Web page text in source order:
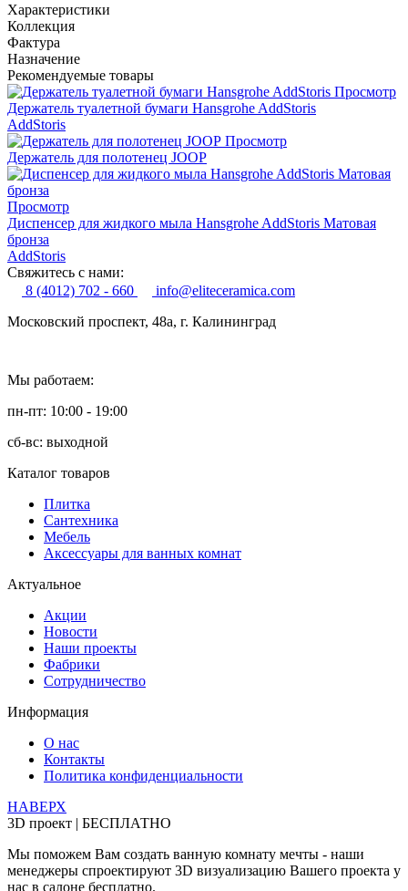
Характеристики
Коллекция
Фактура
Назначение
Рекомендуемые товары
Просмотр
Держатель туалетной бумаги Hansgrohe AddStoris
AddStoris
Просмотр
Держатель для полотенец JOOP
Просмотр
Диспенсер для жидкого мыла Hansgrohe AddStoris Матовая
бронза
AddStoris
Свяжитесь с нами:
8 (4012) 702 - 660
info@eliteceramica.com
Московский проспект, 48а, г. Калининград
Мы работаем:
пн-пт: 10:00 - 19:00
сб-вс: выходной
Каталог товаров
Плитка
Сантехника
Мебель
Аксессуары для ванных комнат
Актуальное
Акции
Новости
Наши проекты
Фабрики
Сотрудничество
Информация
О нас
Контакты
Политика конфиденциальности
НАВЕРХ
3D проект | БЕСПЛАТНО
Мы поможем Вам создать ванную комнату мечты - наши
менеджеры спроектируют 3D визуализацию Вашего проекта у
нас в салоне бесплатно.